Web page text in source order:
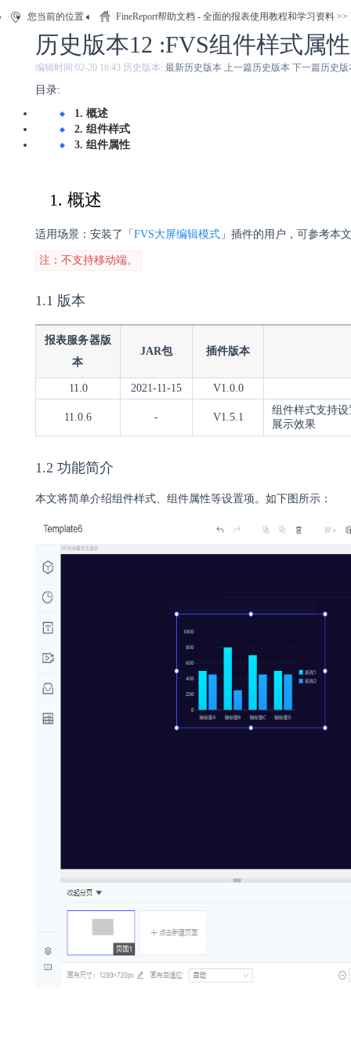
您当前的位置： FineReport帮助文档 - 全面的报表使用教程和学习资料 >>
历史版本12 :FVS组件样式属性
编辑时间:02-20 16:43 历史版本: 最新历史版本 上一篇历史版本 下一篇历史版
目录:
1. 概述
2. 组件样式
3. 组件属性
1. 概述
适用场景：安装了「 FVS大屏编辑模式 」插件的用户，可参考本
注：不支持移动端。
1.1 版本
报表服务器版
本
JAR包 插件版本
11.0 2021-11-15 V1.0.0
11.0.6 - V1.5.1
组件样式支持
展示效果
1.2 功能简介
本文将简单介绍组件样式、组件属性等设置项。如下图所示：